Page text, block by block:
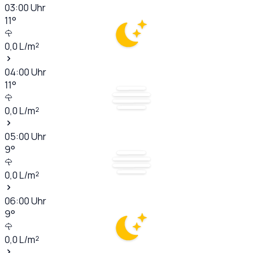
03:00Uhr
11°
0,0L/m²
04:00Uhr
11°
0,0L/m²
05:00Uhr
9°
0,0L/m²
06:00Uhr
9°
0,0L/m²